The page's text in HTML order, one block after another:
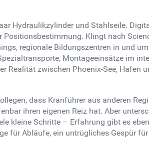
Hydraulikzylinder und Stahlseile.
Klingt nach
regionale Bildungszentren in und
Montageeinsätze im
Realität zwischen Phoenix-See, Hafen
dass Kranführer aus anderen
ihren eigenen Reiz hat. Aber
kleine Schritte – Erfahrung gibt es
für Abläufe, ein untrügliches Gespür